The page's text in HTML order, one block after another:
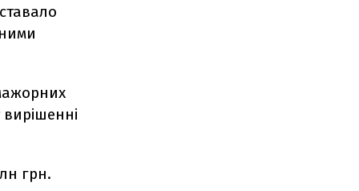
грн.